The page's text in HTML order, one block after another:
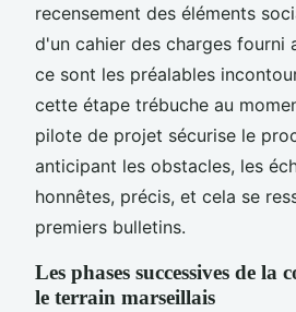
recensement des éléments
d'un cahier des charges fourni
ce sont les préalables
cette étape trébuche au
pilote de projet sécurise le
anticipant les obstacles, les
honnêtes, précis, et cela se
premiers bulletins.
Les phases successives de
le terrain marseillais